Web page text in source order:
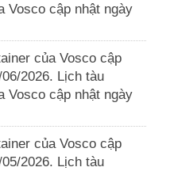
Vosco cập nhật ngày
của Vosco cập
2026. Lịch tàu
Vosco cập nhật ngày
của Vosco cập
2026. Lịch tàu